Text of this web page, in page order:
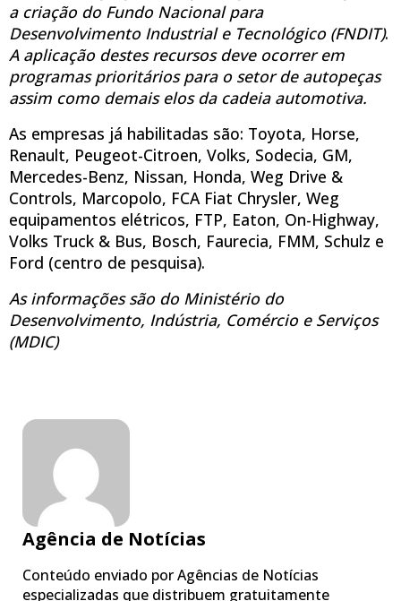
a criação do Fundo Nacional para
Desenvolvimento Industrial e Tecnológico (FNDIT).
A aplicação destes recursos deve ocorrer em
programas prioritários para o setor de autopeças
assim como demais elos da cadeia automotiva.
As empresas já habilitadas são: Toyota, Horse,
Renault, Peugeot-Citroen, Volks, Sodecia, GM,
Mercedes-Benz, Nissan, Honda, Weg Drive &
Controls, Marcopolo, FCA Fiat Chrysler, Weg
equipamentos elétricos, FTP, Eaton, On-Highway,
Volks Truck & Bus, Bosch, Faurecia, FMM, Schulz e
Ford (centro de pesquisa).
As informações são do Ministério do
Desenvolvimento, Indústria, Comércio e Serviços
(MDIC)
Agência de Notícias
Conteúdo enviado por Agências de Notícias
especializadas que distribuem gratuitamente